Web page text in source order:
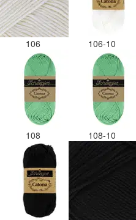
106 106-10
108 108-10